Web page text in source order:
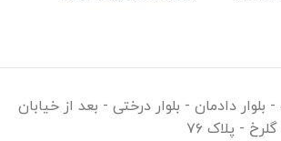
دادمان - بلوار درختی - بعد از خیابان
- پلاک ۷۶